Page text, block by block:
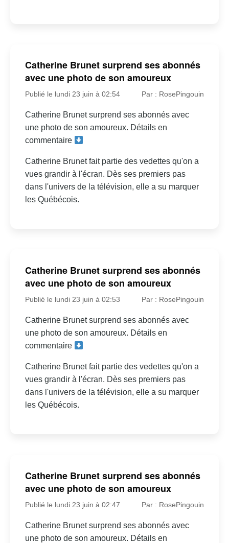
Catherine Brunet surprend ses abonnés
avec une photo de son amoureux
Publié le lundi 23 juin à 02:54 Par : RosePingouin
Catherine Brunet surprend ses abonnés avec
une photo de son amoureux. Détails en
commentaire
Catherine Brunet fait partie des vedettes qu'on a
vues grandir à l'écran. Dès ses premiers pas
dans l'univers de la télévision, elle a su marquer
les Québécois.
Catherine Brunet surprend ses abonnés
avec une photo de son amoureux
Publié le lundi 23 juin à 02:53 Par : RosePingouin
Catherine Brunet surprend ses abonnés avec
une photo de son amoureux. Détails en
commentaire
Catherine Brunet fait partie des vedettes qu'on a
vues grandir à l'écran. Dès ses premiers pas
dans l'univers de la télévision, elle a su marquer
les Québécois.
Catherine Brunet surprend ses abonnés
avec une photo de son amoureux
Publié le lundi 23 juin à 02:47 Par : RosePingouin
Catherine Brunet surprend ses abonnés avec
une photo de son amoureux. Détails en